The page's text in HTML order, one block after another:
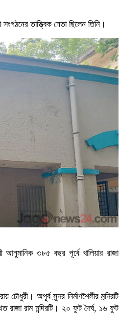
সংগঠনের তাত্ত্বিক নেতা ছিলেন তিনি।
আনুমানিক ৩৮৫ বছর পূর্বে খালিয়ার রাজা
অপূর্ব সুন্দর নির্মাণশৈলীর মন্দিরটি
রাজা রাম মন্দিরটি। ২০ ফুট দৈর্ঘ, ১৬ ফুট